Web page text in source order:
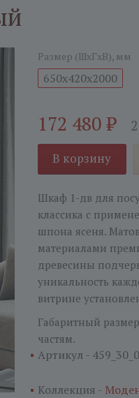
Размер (ШxГxВ), мм
650x420x2000
172 480₽
В корзину
Шкаф 1-дв для
классика с
шпона ясеня.
материалами
древесины
уникальность
витрине
Габаритный
частям.
Артикул -
Коллекция -